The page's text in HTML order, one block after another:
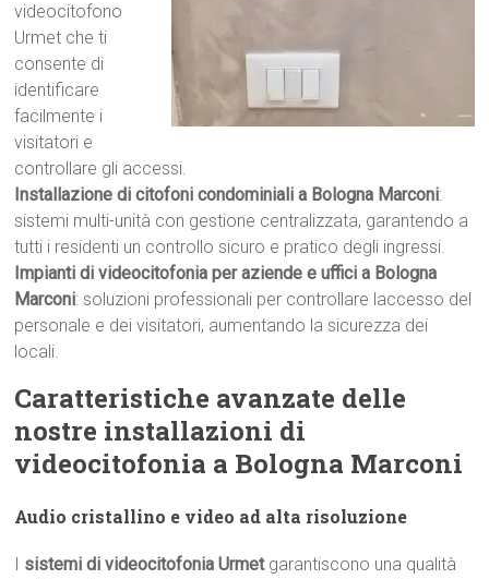
videocitofono
Urmet che ti
consente di
identificare
facilmente i
visitatori e
controllare gli accessi.
Installazione di citofoni condominiali a Bologna Marconi:
sistemi multi-unità con gestione centralizzata, garantendo a
tutti i residenti un controllo sicuro e pratico degli ingressi.
Impianti di videocitofonia per aziende e uffici a Bologna
Marconi: soluzioni professionali per controllare laccesso del
personale e dei visitatori, aumentando la sicurezza dei
locali.
Caratteristiche avanzate delle
nostre installazioni di
videocitofonia a Bologna Marconi
Audio cristallino e video ad alta risoluzione
I sistemi di videocitofonia Urmetgarantiscono una qualità